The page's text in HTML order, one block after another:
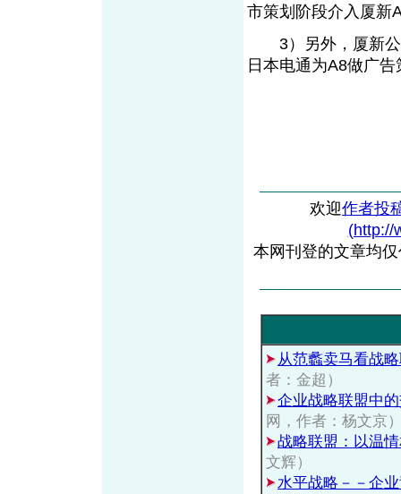
市策划阶段介入厦新
3）另外，厦新公
日本电通为A8做广
欢迎作者投
(http://
本网刊登的文章均
从范蠡卖马看战
者：金超）
企业战略联盟中
网，作者：杨文京
战略联盟：以温
文辉）
水平战略－－企